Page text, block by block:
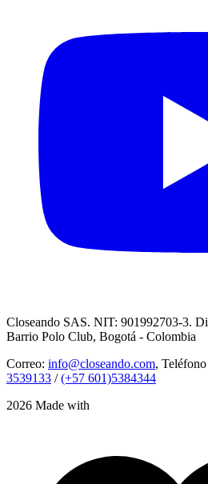
Closeando SAS. NIT: 901992703-3.
Barrio Polo Club, Bogotá - Colombia
Correo: info@closeando.com,
3539133 /(+57 601)5384344
2026 Made with